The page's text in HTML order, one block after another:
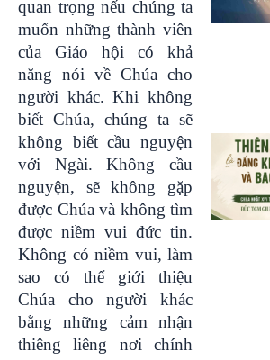
quan trọng nếu chúng ta
muốn những thành viên
của Giáo hội có khả
năng nói về Chúa cho
người khác. Khi không
biết Chúa, chúng ta sẽ
không biết cầu nguyện
với Ngài. Không cầu
nguyện, sẽ không gặp
được Chúa và không tìm
được niềm vui đức tin.
Không có niềm vui, làm
sao có thể giới thiệu
Chúa cho người khác
bằng những cảm nhận
thiêng liêng nơi chính